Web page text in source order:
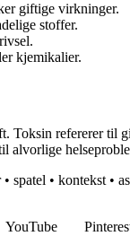
giftige virkninger.
stoffer.
kjemikalier.
refererer til
alvorlige
• spatel • kontekst •
YouTube